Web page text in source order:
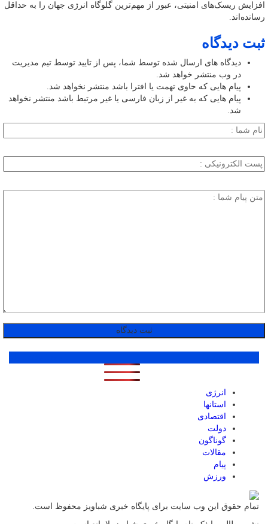
افزایش ریسک‌های امنیتی، عبور از مهم‌ترین گلوگاه انرژی جهان را به حداقل
رسانده‌اند.
ثبت دیدگاه
دیدگاه های ارسال شده توسط شما، پس از تایید توسط تیم مدیریت
در وب منتشر خواهد شد.
پیام هایی که حاوی تهمت یا افترا باشد منتشر نخواهد شد.
پیام هایی که به غیر از زبان فارسی یا غیر مرتبط باشد منتشر نخواهد
شد.
انرژی
استانها
اقتصادی
دولت
گوناگون
مقالات
پیام
ورزش
تمام حقوق این وب سایت برای پایگاه خبری شباویز محفوظ است.